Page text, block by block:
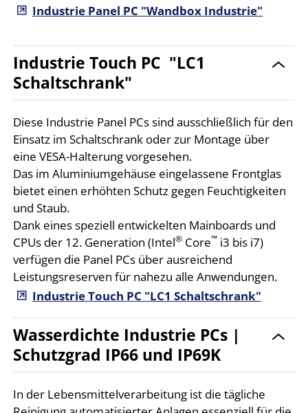
Industrie Panel PC "Wandbox Industrie"
Industrie Touch PC "LC1
Schaltschrank"
Diese Industrie Panel PCs sind ausschließlich für den
Einsatz im Schaltschrank oder zur Montage über
eine VESA-Halterung vorgesehen.
Das im Aluminiumgehäuse eingelassene Frontglas
bietet einen erhöhten Schutz gegen Feuchtigkeiten
und Staub.
Dank eines speziell entwickelten Mainboards und
CPUs der 12. Generation (Intel® Core™ i3 bis i7)
verfügen die Panel PCs über ausreichend
Leistungsreserven für nahezu alle Anwendungen.
Industrie Touch PC "LC1 Schaltschrank"
Wasserdichte Industrie PCs |
Schutzgrad IP66 und IP69K
In der Lebensmittelverarbeitung ist die tägliche